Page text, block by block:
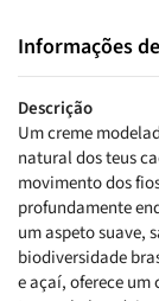
Informações
Descrição
Um creme
natural dos teus
movimento dos
profundamente
um aspeto suave,
biodiversidade
e açaí, oferece